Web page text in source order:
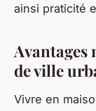
ainsi praticité
Avantages
de ville
Vivre en